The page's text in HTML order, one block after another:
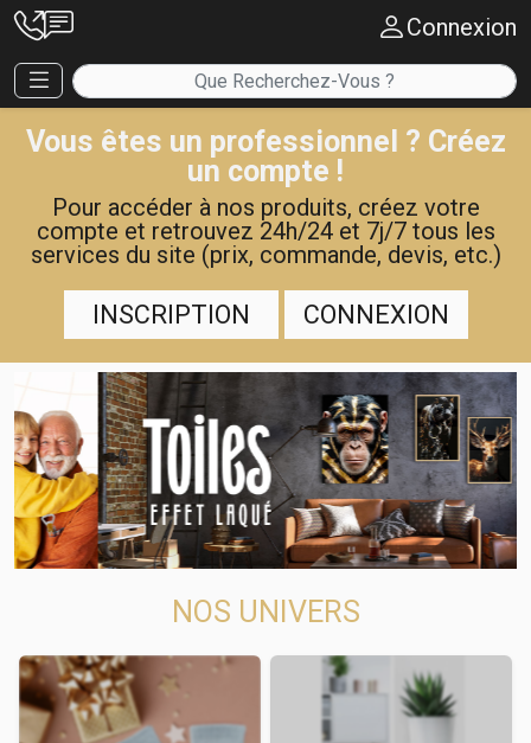
Connexion
Vous êtes un professionnel ? Créez
un compte !
Pour accéder à nos produits, créez votre
compte et retrouvez 24h/24 et 7j/7 tous les
services du site (prix, commande, devis, etc.)
INSCRIPTION CONNEXION
NOS UNIVERS